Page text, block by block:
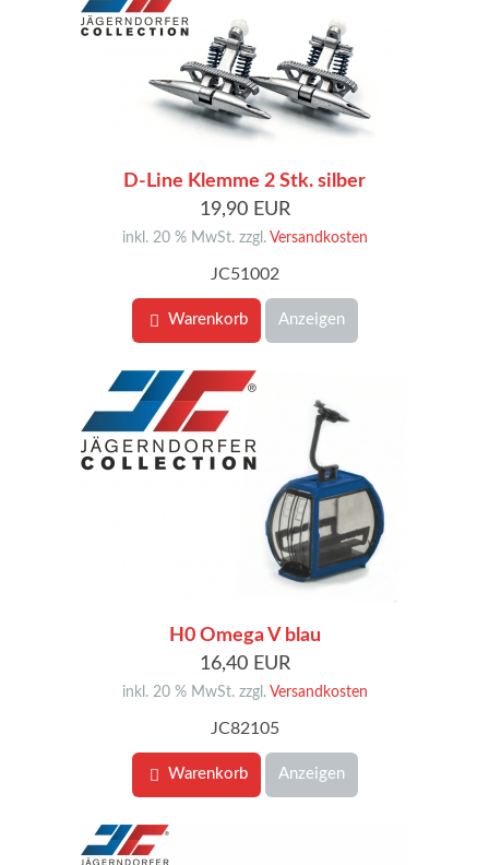
D-Line Klemme 2 Stk. silber
19,90 EUR
inkl. 20 % MwSt. zzgl. Versandkosten
JC51002
Warenkorb Anzeigen
H0 Omega V blau
16,40 EUR
inkl. 20 % MwSt. zzgl. Versandkosten
JC82105
Warenkorb Anzeigen